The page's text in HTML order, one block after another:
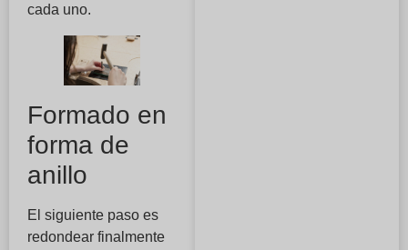
cada uno.
Formado en
forma de
anillo
El siguiente paso es
redondear finalmente